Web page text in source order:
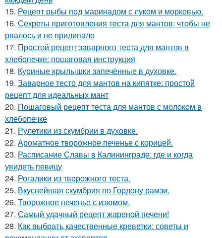
15. Рецепт рыбы под маринадом с луком и морковью.
16. Секреты приготовления теста для мантов: чтобы не
рвалось и не прилипало
17. Простой рецепт заварного теста для мантов в
хлебопечке: пошаговая инструкция
18. Куриные крылышки запечённые в духовке.
19. Заварное тесто для мантов на кипятке: простой
рецепт для идеальных мант
20. Пошаговый рецепт теста для мантов с молоком в
хлебопечке
21. Рулетики из скумбрии в духовке.
22. Ароматное творожное печенье с корицей.
23. Расписание Славы в Калининграде: где и когда
увидеть певицу
24. Рогалики из творожного теста.
25. Вкуснейшая скумбрия по Гордону рамзи.
26. Творожное печенье с изюмом.
27. Самый удачный рецепт жареной печени!
28. Как выбрать качественные креветки: советы и